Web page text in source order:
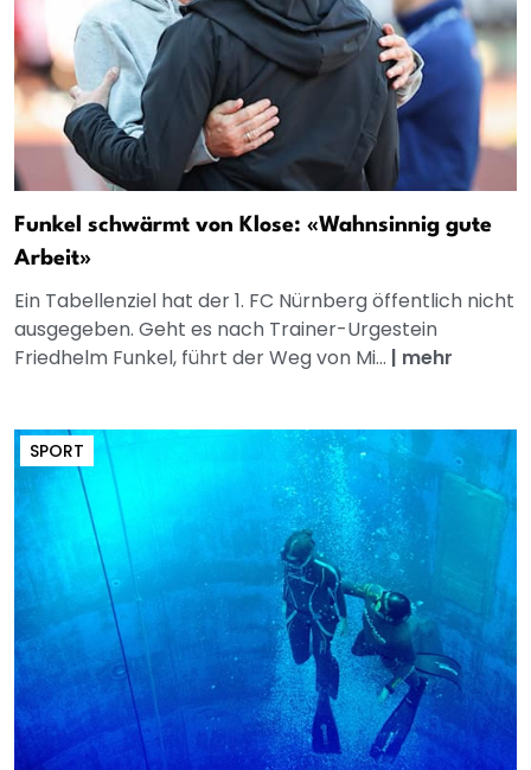
Funkel schwärmt von Klose: «Wahnsinnig gute
Arbeit»
Ein Tabellenziel hat der 1. FC Nürnberg öffentlich nicht
ausgegeben. Geht es nach Trainer-Urgestein
Friedhelm Funkel, führt der Weg von Mi... | mehr
SPORT